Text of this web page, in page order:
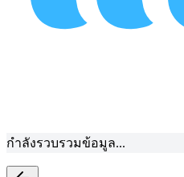
กำลังรวบรวมข้อมูล...